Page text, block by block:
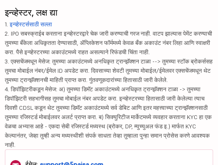
इन्व्हेस्टर, लक्ष द्या
1. इन्व्हेस्टर्ससाठी सल्ला
2. IPO सबस्क्राईब करताना इन्व्हेस्टरद्वारे चेक जारी करण्याची गरज नाही. वाटप झाल्यास पेमेंट करण्याची
तुमच्या बँकेला अधिकृतता देण्यासाठी, ॲप्लिकेशन फॉर्ममध्ये केवळ बँक अकाउंट नंबर लिहा आणि स्वाक्षरी
करा. पैसे इन्व्हेस्टरच्या अकाउंटमध्ये राहत असल्याने रिफंडची चिंता नाही.
3. एक्सचेंजमधून मेसेज: तुमच्या अकाउंटमध्ये अनधिकृत ट्रान्झॅक्शन टाळा --> तुमच्या स्टॉक ब्रोकर्ससह
तुमचा मोबाईल नंबर/ईमेल ID अपडेट करा. दिवसाच्या शेवटी तुमच्या मोबाईल/ईमेलवर एक्सचेंजमधून थेट
तुमच्या ट्रान्झॅक्शनची माहिती प्राप्त करा. गुंतवणूकदारांच्या हितासाठी जारी केलेले.
4. डिपॉझिटरीकडून मेसेज: अ) तुमच्या डिमॅट अकाउंटमध्ये अनधिकृत ट्रान्झॅक्शन टाळा -> तुमच्या
डिपॉझिटरी सहभागीसह तुमचा मोबाईल नंबर अपडेट करा. इन्व्हेस्टरच्या हितासाठी जारी केलेल्या त्याच
दिवशी CDSL कडून थेट तुमच्या डिमॅट अकाउंटमध्ये सर्व डेबिट आणि इतर महत्त्वाच्या ट्रान्झॅक्शनसाठी
तुमच्या रजिस्टर्ड मोबाईलवर अलर्ट प्राप्त करा. ब) सिक्युरिटीज मार्केटमध्ये व्यवहार करताना KYC हा एक
वेळचा अभ्यास आहे - एकदा सेबी रजिस्टर्ड मध्यस्थ (ब्रोकर, DP, म्युच्युअल फंड इ.) मार्फत KYC
केल्यानंतर, जेव्हा तुम्ही अन्य मध्यस्थीशी संपर्क साधता तेव्हा तुम्हाला पुन्हा समान प्रोसेस करणे आवश्यक
नाही.